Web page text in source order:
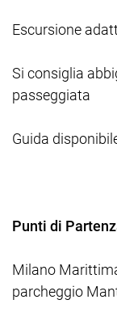
Escursione
Si consiglia
passeggiata
Guida
Punti di
Milano
parcheggio